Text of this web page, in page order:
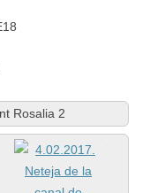
Rosalia 2